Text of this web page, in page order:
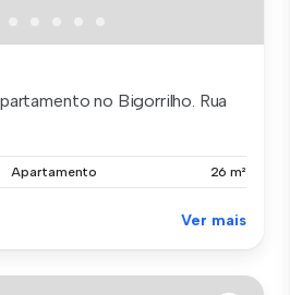
no Bigorrilho. Rua
Apartamento 26 m²
Ver mais